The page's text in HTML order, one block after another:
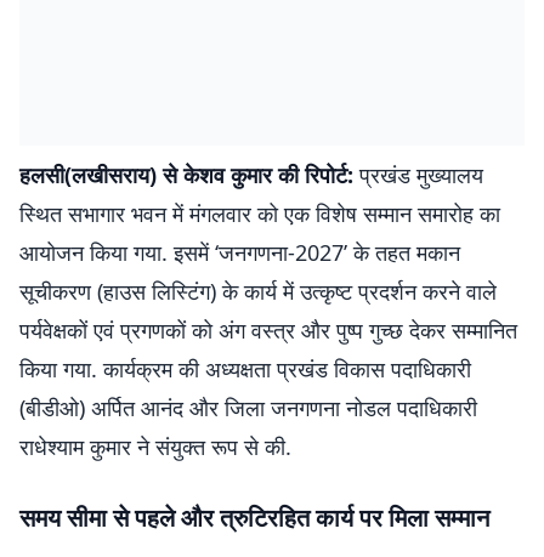
हलसी(लखीसराय) से केशव कुमार की रिपोर्ट: प्रखंड मुख्यालय
स्थित सभागार भवन में मंगलवार को एक विशेष सम्मान समारोह का
आयोजन किया गया. इसमें ‘जनगणना-2027’ के तहत मकान
सूचीकरण (हाउस लिस्टिंग) के कार्य में उत्कृष्ट प्रदर्शन करने वाले
पर्यवेक्षकों एवं प्रगणकों को अंग वस्त्र और पुष्प गुच्छ देकर सम्मानित
किया गया. कार्यक्रम की अध्यक्षता प्रखंड विकास पदाधिकारी
(बीडीओ) अर्पित आनंद और जिला जनगणना नोडल पदाधिकारी
राधेश्याम कुमार ने संयुक्त रूप से की.
समय सीमा से पहले और त्रुटिरहित कार्य पर मिला सम्मान